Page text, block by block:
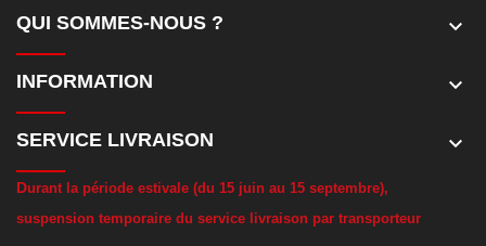
QUI SOMMES-NOUS ? keyboard_arrow_down
INFORMATION keyboard_arrow_down
SERVICE LIVRAISON keyboard_arrow_down
Durant la période estivale (du 15 juin au 15 septembre),
suspension temporaire du service livraison par transporteur